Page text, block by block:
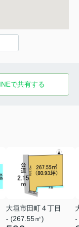
で共有する
大垣市田町４丁目
- (267.55㎡)
-